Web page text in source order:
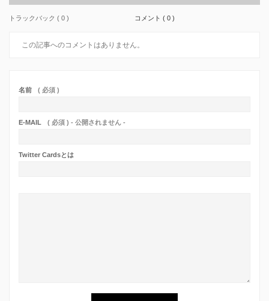
トラックバック ( 0 ) コメント ( 0 )
この記事へのコメントはありません。
名前 ( 必須 )
E-MAIL ( 必須 ) - 公開されません -
Twitter Cardsとは